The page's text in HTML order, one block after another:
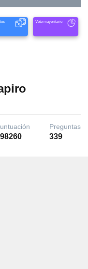
Voto mayoritario
Preguntas
339